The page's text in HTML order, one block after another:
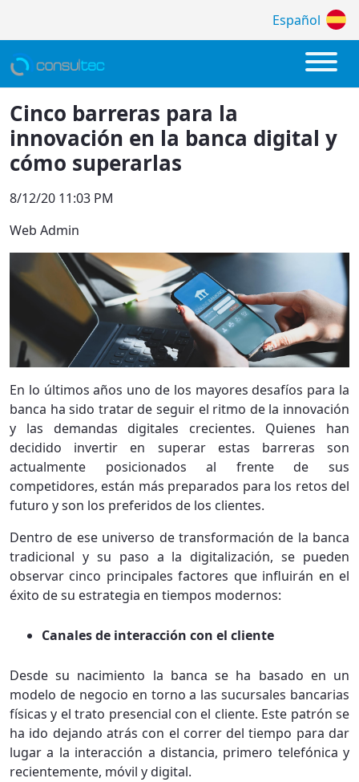
Español
Cinco barreras para la innovación en
Cinco barreras para la
innovación en la banca digital y
cómo superarlas
8/12/20 11:03 PM
Web Admin
En lo últimos años uno de los mayores desafíos para la
banca ha sido tratar de seguir el ritmo de la innovación
y las demandas digitales crecientes. Quienes han
decidido invertir en superar estas barreras son
actualmente posicionados al frente de sus
competidores, están más preparados para los retos del
futuro y son los preferidos de los clientes.
Dentro de ese universo de transformación de la banca
tradicional y su paso a la digitalización, se pueden
observar cinco principales factores que influirán en el
éxito de su estrategia en tiempos modernos:
Canales de interacción con el cliente
Desde su nacimiento la banca se ha basado en un
modelo de negocio en torno a las sucursales bancarias
físicas y el trato presencial con el cliente. Este patrón se
ha ido dejando atrás con el correr del tiempo para dar
lugar a la interacción a distancia, primero telefónica y
recientemente, móvil y digital.